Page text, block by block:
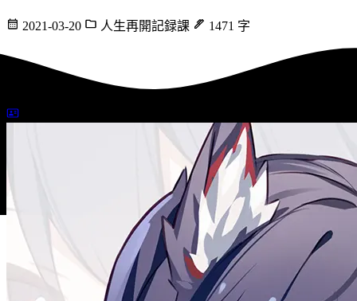
2021-03-20 人生再開記録課 1471 字